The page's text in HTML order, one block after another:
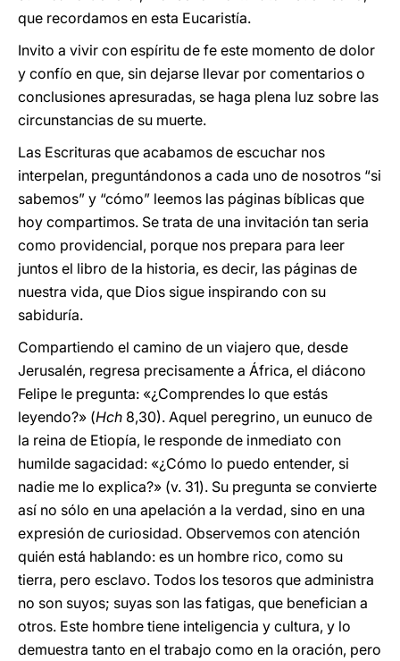
que recordamos en esta Eucaristía.
Invito a vivir con espíritu de fe este momento de dolor
y confío en que, sin dejarse llevar por comentarios o
conclusiones apresuradas, se haga plena luz sobre las
circunstancias de su muerte.
Las Escrituras que acabamos de escuchar nos
interpelan, preguntándonos a cada uno de nosotros “si
sabemos” y “cómo” leemos las páginas bíblicas que
hoy compartimos. Se trata de una invitación tan seria
como providencial, porque nos prepara para leer
juntos el libro de la historia, es decir, las páginas de
nuestra vida, que Dios sigue inspirando con su
sabiduría.
Compartiendo el camino de un viajero que, desde
Jerusalén, regresa precisamente a África, el diácono
Felipe le pregunta: «¿Comprendes lo que estás
leyendo?» (Hch 8,30). Aquel peregrino, un eunuco de
la reina de Etiopía, le responde de inmediato con
humilde sagacidad: «¿Cómo lo puedo entender, si
nadie me lo explica?» (v. 31). Su pregunta se convierte
así no sólo en una apelación a la verdad, sino en una
expresión de curiosidad. Observemos con atención
quién está hablando: es un hombre rico, como su
tierra, pero esclavo. Todos los tesoros que administra
no son suyos; suyas son las fatigas, que benefician a
otros. Este hombre tiene inteligencia y cultura, y lo
demuestra tanto en el trabajo como en la oración, pero